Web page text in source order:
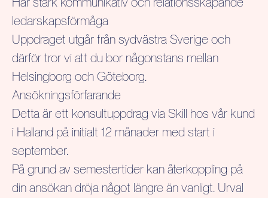
ledarskapsförmåga
Uppdraget utgår från sydvästra Sverige och
därför tror vi att du bor någonstans mellan
Helsingborg och Göteborg.
Ansökningsförfarande
Detta är ett konsultuppdrag via Skill hos vår kund
i Halland på initialt 12 månader med start i
september.
På grund av semestertider kan återkoppling på
din ansökan dröja något längre än vanligt. Urval